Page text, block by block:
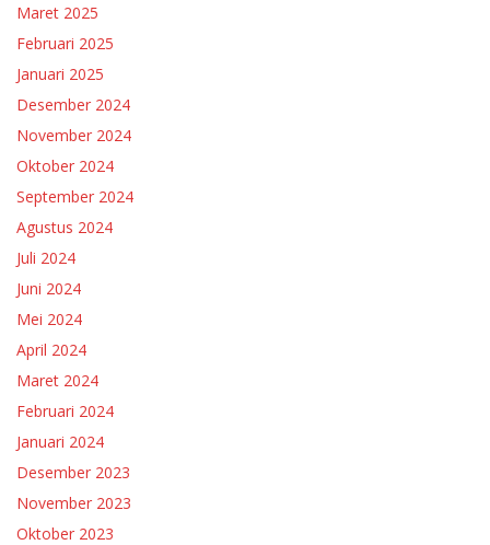
Maret 2025
Februari 2025
Januari 2025
Desember 2024
November 2024
Oktober 2024
September 2024
Agustus 2024
Juli 2024
Juni 2024
Mei 2024
April 2024
Maret 2024
Februari 2024
Januari 2024
Desember 2023
November 2023
Oktober 2023